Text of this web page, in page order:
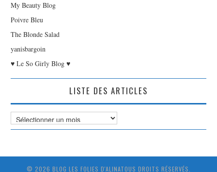
My Beauty Blog
Poivre Bleu
The Blonde Salad
yanisbargoin
♥ Le So Girly Blog ♥
LISTE DES ARTICLES
Liste
des
© 2026 BLOG LES FOLIES D'ALINATOUS DROITS RÉSERVÉS.